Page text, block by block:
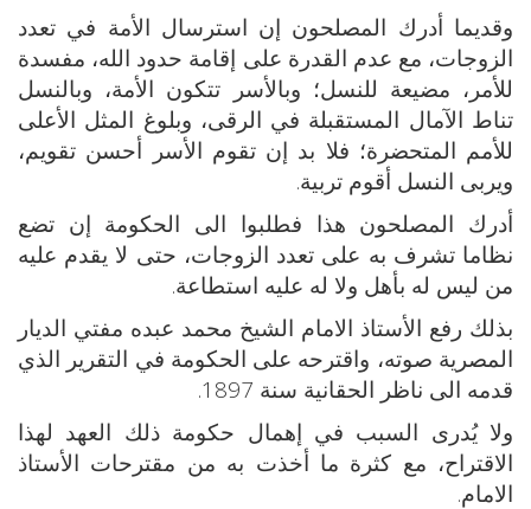
وقديما أدرك المصلحون إن استرسال الأمة في تعدد
الزوجات، مع عدم القدرة على إقامة حدود الله، مفسدة
للأمر، مضيعة للنسل؛ وبالأسر تتكون الأمة، وبالنسل
تناط الآمال المستقبلة في الرقى، وبلوغ المثل الأعلى
للأمم المتحضرة؛ فلا بد إن تقوم الأسر أحسن تقويم،
ويربى النسل أقوم تربية.
أدرك المصلحون هذا فطلبوا الى الحكومة إن تضع
نظاما تشرف به على تعدد الزوجات، حتى لا يقدم عليه
من ليس له بأهل ولا له عليه استطاعة.
بذلك رفع الأستاذ الامام الشيخ محمد عبده مفتي الديار
المصرية صوته، واقترحه على الحكومة في التقرير الذي
قدمه الى ناظر الحقانية سنة 1897.
ولا يُدرى السبب في إهمال حكومة ذلك العهد لهذا
الاقتراح، مع كثرة ما أخذت به من مقترحات الأستاذ
الامام.